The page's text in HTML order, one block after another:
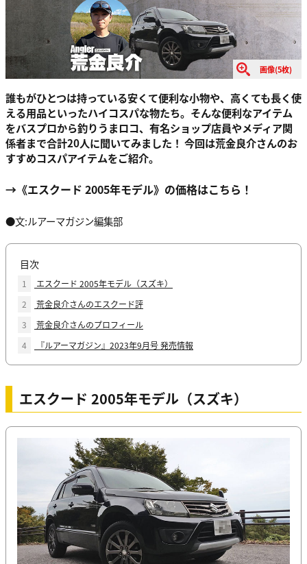
画像(5枚)
誰もがひとつは持っている安くて便利な小物や、高くても長く使
える用品といったハイコスパな物たち。そんな便利なアイテム
をバスプロから釣りうまロコ、有名ショップ店員やメディア関
係者まで合計20人に聞いてみました！ 今回は荒金良介さんのお
すすめコスパアイテムをご紹介。
→《エスクード 2005年モデル》の価格はこちら！
●文:ルアーマガジン編集部
目次
1
エスクード 2005年モデル（スズキ）
2
荒金良介さんのエスクード評
3
荒金良介さんのプロフィール
4
『ルアーマガジン』2023年9月号 発売情報
エスクード 2005年モデル（スズキ）